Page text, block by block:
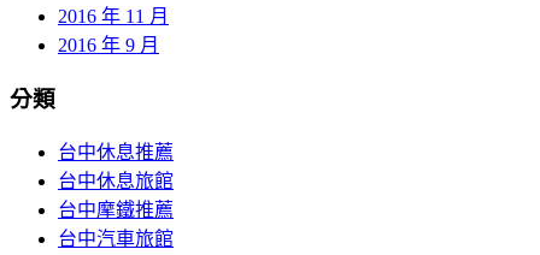
2016 年 11 月
2016 年 9 月
分類
台中休息推薦
台中休息旅館
台中摩鐵推薦
台中汽車旅館